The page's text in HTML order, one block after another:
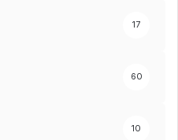
17
60
10